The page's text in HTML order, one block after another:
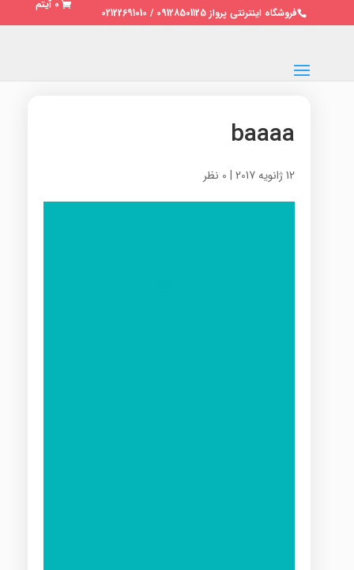
فروشگاه اینترنتی پرواز 09128501125 / 02122691010
0 آیتم
baaaa
12 ژانویه 2017 | 0 نظر